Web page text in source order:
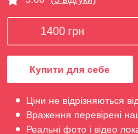
1400 грн
Купити для себе
Ціни не відрізняються
Враження перевірені
Реальні фото і відео